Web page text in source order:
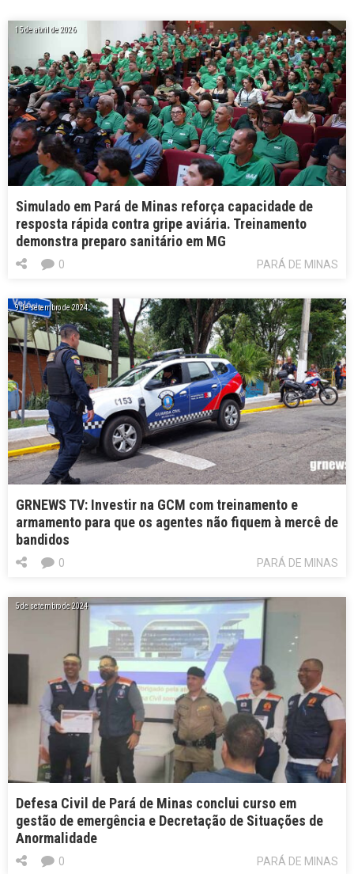
15 de abril de 2026
Simulado em Pará de Minas reforça capacidade de
resposta rápida contra gripe aviária. Treinamento
demonstra preparo sanitário em MG
PARÁ DE MINAS
0
9 de setembro de 2024
GRNEWS TV: Investir na GCM com treinamento e
armamento para que os agentes não fiquem à mercê de
bandidos
PARÁ DE MINAS
0
5 de setembro de 2024
Defesa Civil de Pará de Minas conclui curso em
gestão de emergência e Decretação de Situações de
Anormalidade
PARÁ DE MINAS
0